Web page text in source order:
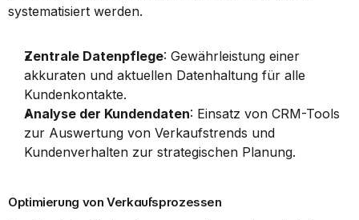
systematisiert werden.
Zentrale Datenpflege: Gewährleistung einer
akkuraten und aktuellen Datenhaltung für alle
Kundenkontakte.
Analyse der Kundendaten: Einsatz von CRM-Tools
zur Auswertung von Verkaufstrends und
Kundenverhalten zur strategischen Planung.
Optimierung von Verkaufsprozessen